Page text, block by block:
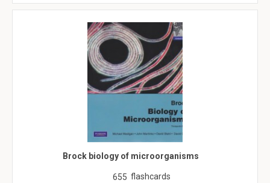
Brock biology of microorganisms
655 flashcards